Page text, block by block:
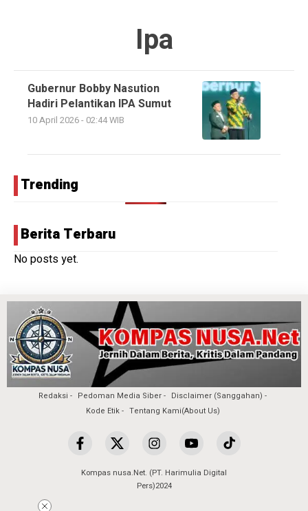
Ipa
Gubernur Bobby Nasution
Hadiri Pelantikan IPA Sumut
10 April 2026 - 02:44 WIB
Trending
Berita Terbaru
No posts yet.
Redaksi Pedoman Media Siber
Disclaimer (Sanggahan)
Kode Etik
Tentang Kami(About Us)
Kompas nusa.Net. (PT. Harimulia Digital
Pers)2024